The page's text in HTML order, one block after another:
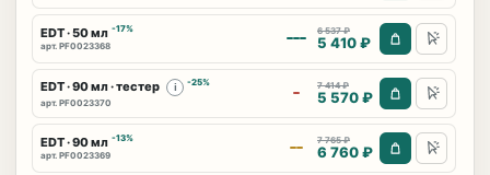
EDT · 50 мл -17%
арт. PF0023368
6 537 ₽
5 410 ₽
EDT · 90 мл · тестер i
-25%
арт. PF0023370
7 414 ₽
5 570 ₽
EDT · 90 мл -13%
арт. PF0023369
7 765 ₽
6 760 ₽